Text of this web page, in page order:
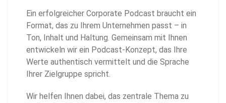
Ein erfolgreicher Corporate Podcast braucht ein
Format, das zu Ihrem Unternehmen passt – in
Ton, Inhalt und Haltung. Gemeinsam mit Ihnen
entwickeln wir ein Podcast-Konzept, das Ihre
Werte authentisch vermittelt und die Sprache
Ihrer Zielgruppe spricht.
Wir helfen Ihnen dabei, das zentrale Thema zu